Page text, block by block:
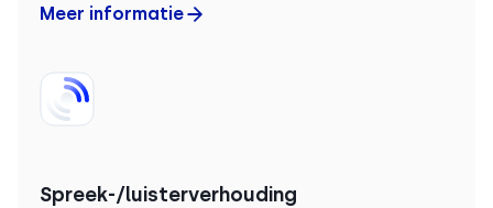
Meer informatie
Spreek-/luisterverhouding